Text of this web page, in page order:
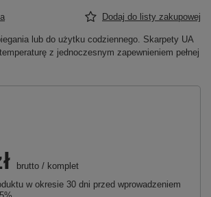
Dodaj do listy zakupowej
lub do użytku codziennego. Skarpety UA
z jednoczesnym zapewnieniem pełnej
brutto / komplet
w okresie 30 dni przed wprowadzeniem